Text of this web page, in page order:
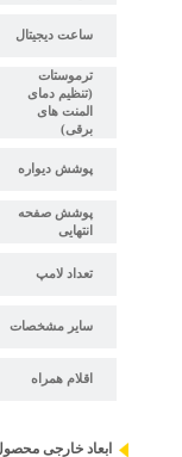
ساعت دیجیتال
ترموستات
(تنظیم دمای
المنت های
برقی)
پوشش دیواره
پوشش صفحه
انتهایی
تعداد لامپ
سایر مشخصات
اقلام همراه
ابعاد خارجی